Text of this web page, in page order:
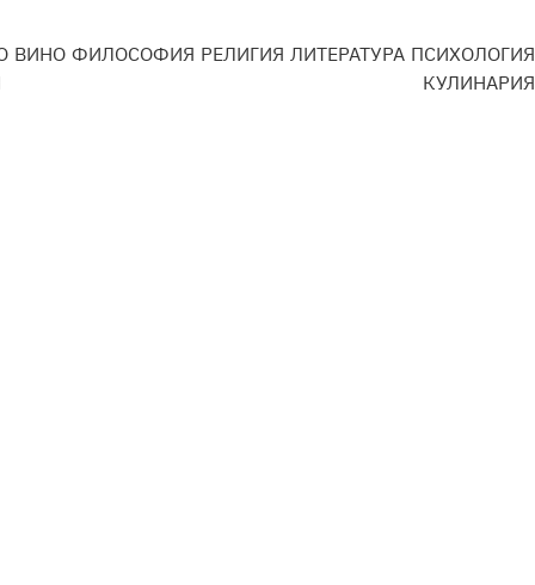
ВИНО ФИЛОСОФИЯ РЕЛИГИЯ ЛИТЕРАТУРА ПСИХОЛОГИЯ
КУЛИНАРИЯ